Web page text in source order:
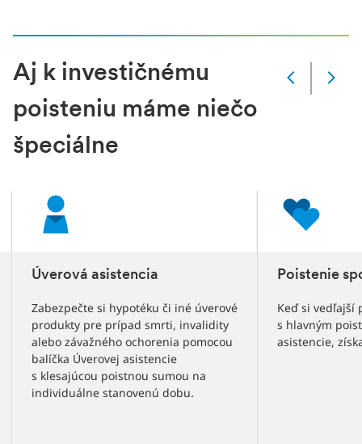
Aj k investičnému
poisteniu máme niečo
špeciálne
Zmena
slidů
Úverová asistencia
Zabezpečte si hypotéku či iné úverové
produkty pre prípad smrti, invalidity
alebo závažného ochorenia pomocou
balíčka Úverovej asistencie
s klesajúcou poistnou sumou na
individuálne stanovenú dobu.
Poistenie
Keď si vedľajší
s hlavným
asistencie,